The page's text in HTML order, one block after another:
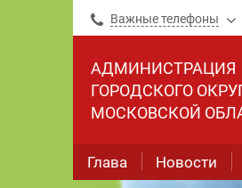
Важные телефоны
АДМИНИСТРАЦИЯ
ГОРОДСКОГО
МОСКОВСКОЙ
Глава Новости